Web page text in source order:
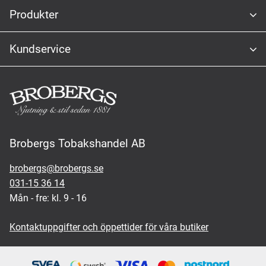
Produkter
Kundservice
Brobergs Tobakshandel AB
brobergs@brobergs.se
031-15 36 14
Mån - fre: kl. 9 - 16
Kontaktuppgifter och öppettider för våra butiker